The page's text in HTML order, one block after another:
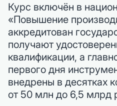
Курс включён в
«Повышение
аккредитован
получают
квалификации, а
первого дня
внедрены в десятках
от 50 млн до 6,5 млрд